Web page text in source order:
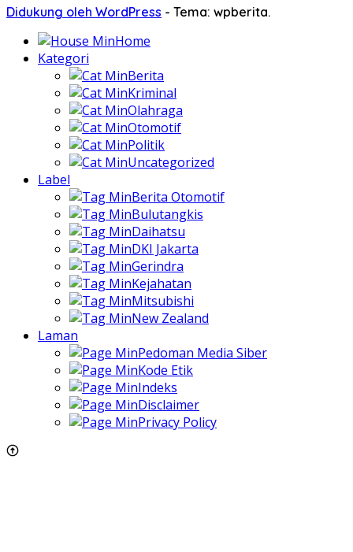
Didukung oleh WordPress - Tema: wpberita.
Home
Kategori
Berita
Kriminal
Olahraga
Otomotif
Politik
Uncategorized
Label
Berita Otomotif
Bulutangkis
Daihatsu
DKI Jakarta
Gerindra
Kejahatan
Mitsubishi
New Zealand
Laman
Pedoman Media Siber
Kode Etik
Indeks
Disclaimer
Privacy Policy